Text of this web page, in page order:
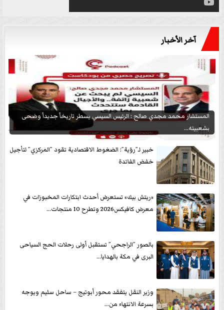
آخر الأخبار
المستشار محمد مجدي صالح : الرئيس السيسي يسطر تاريخاً جديداً وضحى
بشعبيته...
خبير لـ”رؤية”: الضغوط الاقتصادية تقود ”المركزي” لتأجيل
خفض الفائدة
«ريتش بيك» تستعرض أحدث ابتكارات المخبوزات في
معرض كافيكس2026 وتطرح 10 منتجات...
بالصور ”الراجحي” تستقبل أولى رحلات الحج السياحى
البرى في مكة بالهدايا...
وزير النقل يتفقد محور أبوتيج – ساحل سليم ويوجه
بسرعة الانتهاء من...